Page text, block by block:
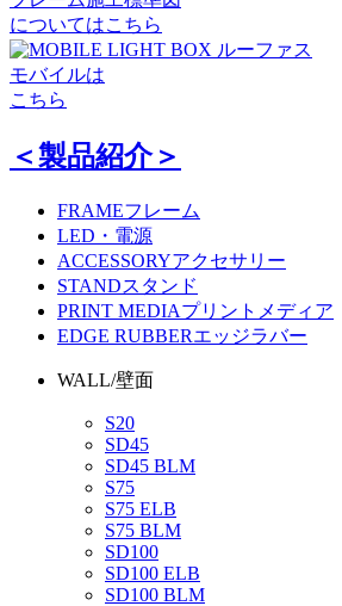
についてはこちら
ルーファス
モバイルは
こちら
＜製品紹介＞
FRAMEフレーム
LED・電源
ACCESSORYアクセサリー
STANDスタンド
PRINT MEDIAプリントメディア
EDGE RUBBERエッジラバー
WALL/壁面
S20
SD45
SD45 BLM
S75
S75 ELB
S75 BLM
SD100
SD100 ELB
SD100 BLM